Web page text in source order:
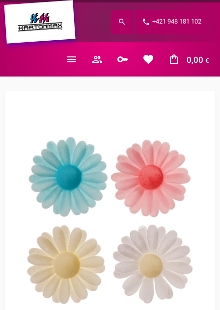
+421 948 181 102
0,00 €
Zabudnuté heslo?
E-mail